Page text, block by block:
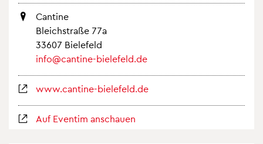
Can­ti­ne
Bleich­stra­ße 77a
33607 Bie­le­feld
info@​cantine-​bielefeld.​de
www.​cantine-​bielefeld.​de
Auf Even­tim an­schau­en